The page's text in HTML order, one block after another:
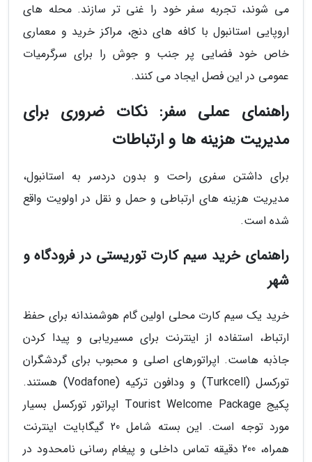
می شوند، تجربه سفر خود را غنی تر سازند. محله های
اروپایی استانبول با کافه های دنج، مراکز خرید و معماری
خاص خود فضایی پر جنب و جوش را برای سرگرمیات
عمومی در این فصل ایجاد می کنند.
راهنمای عملی سفر: نکات ضروری برای
مدیریت هزینه ها و ارتباطات
برای داشتن سفری راحت و بدون دردسر به استانبول،
مدیریت هزینه های ارتباطی و حمل و نقل در اولویت واقع
شده است.
راهنمای خرید سیم کارت توریستی در فرودگاه و
شهر
خرید یک سیم کارت محلی اولین گام هوشمندانه برای حفظ
ارتباط، استفاده از اینترنت برای مسیریابی و پیدا کردن
جاذبه هاست. اپراتورهای اصلی و محبوب برای گردشگران
تورکسل (Turkcell) و ودافون ترکیه (Vodafone) هستند.
پکیج Tourist Welcome Package اپراتور تورکسل بسیار
مورد توجه است. این بسته شامل 20 گیگابایت اینترنت
همراه، 200 دقیقه تماس داخلی و پیغام رسانی نامحدود در